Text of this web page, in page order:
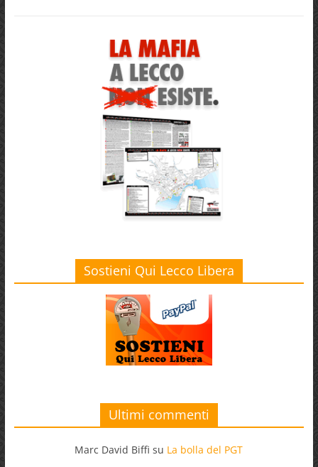
Sostieni Qui Lecco Libera
Ultimi commenti
Marc David Biffi su La bolla del PGT